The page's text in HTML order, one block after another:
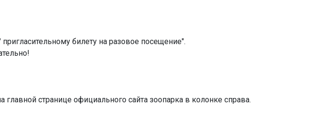
билету на разовое посещение".
странице официального сайта зоопарка в колонке справа.